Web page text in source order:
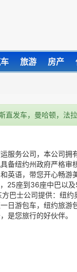
旅游 房产
发车，曼哈顿，法
服务公司，本公司
备纽约州政府严格审
英语，带您开心畅游
25座到36座中巴以
巴士公司提供：纽
日游包车，纽约旅
是您旅行的好伙伴。